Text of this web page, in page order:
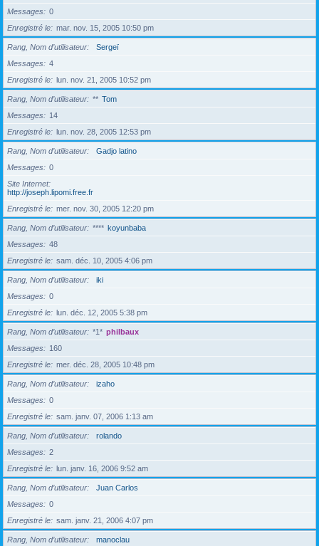
Messages
0
Enregistré le
mar. nov. 15, 2005 10:50 pm
Rang, Nom d’utilisateur
Sergeï
Messages
4
Enregistré le
lun. nov. 21, 2005 10:52 pm
Rang, Nom d’utilisateur ** Tom
Messages
14
Enregistré le
lun. nov. 28, 2005 12:53 pm
Rang, Nom d’utilisateur
Gadjo latino
Messages
0
Site Internet
http://joseph.lipomi.free.fr
Enregistré le
mer. nov. 30, 2005 12:20 pm
Rang, Nom d’utilisateur **** koyunbaba
Messages
48
Enregistré le
sam. déc. 10, 2005 4:06 pm
Rang, Nom d’utilisateur
iki
Messages
0
Enregistré le
lun. déc. 12, 2005 5:38 pm
Rang, Nom d’utilisateur *1* philbaux
Messages
160
Enregistré le
mer. déc. 28, 2005 10:48 pm
Rang, Nom d’utilisateur
izaho
Messages
0
Enregistré le
sam. janv. 07, 2006 1:13 am
Rang, Nom d’utilisateur
rolando
Messages
2
Enregistré le
lun. janv. 16, 2006 9:52 am
Rang, Nom d’utilisateur
Juan Carlos
Messages
0
Enregistré le
sam. janv. 21, 2006 4:07 pm
Rang, Nom d’utilisateur
manoclau